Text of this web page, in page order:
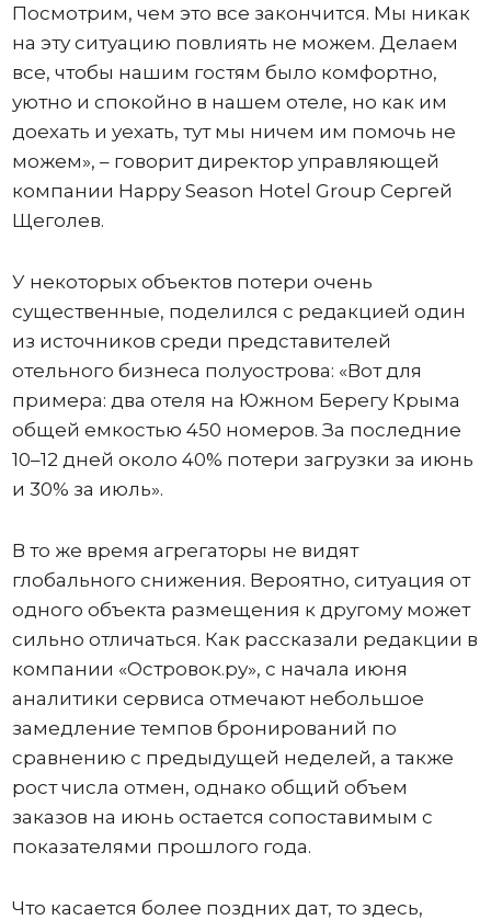
Посмотрим, чем это все закончится. Мы никак
на эту ситуацию повлиять не можем. Делаем
все, чтобы нашим гостям было комфортно,
уютно и спокойно в нашем отеле, но как им
доехать и уехать, тут мы ничем им помочь не
можем», – говорит директор управляющей
компании Happy Season Hotel Group Сергей
Щеголев.
У некоторых объектов потери очень
существенные, поделился с редакцией один
из источников среди представителей
отельного бизнеса полуострова: «Вот для
примера: два отеля на Южном Берегу Крыма
общей емкостью 450 номеров. За последние
10–12 дней около 40% потери загрузки за июнь
и 30% за июль».
В то же время агрегаторы не видят
глобального снижения. Вероятно, ситуация от
одного объекта размещения к другому может
сильно отличаться. Как рассказали редакции в
компании «Островок.ру», с начала июня
аналитики сервиса отмечают небольшое
замедление темпов бронирований по
сравнению с предыдущей неделей, а также
рост числа отмен, однако общий объем
заказов на июнь остается сопоставимым с
показателями прошлого года.
Что касается более поздних дат, то здесь,